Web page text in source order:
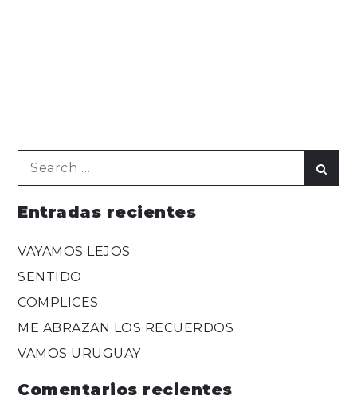
for:
Entradas recientes
VAYAMOS LEJOS
SENTIDO
COMPLICES
ME ABRAZAN LOS RECUERDOS
VAMOS URUGUAY
Comentarios recientes